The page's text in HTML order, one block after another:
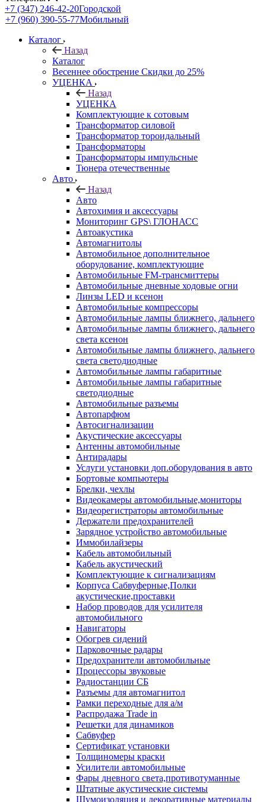
+7 (347) 246-42-20Городской
+7 (960) 390-55-77Мобильный
Каталог
Назад
Каталог
Весеннее обострение Скидки до 25%
УЦЕНКА
Назад
УЦЕНКА
Комплектующие к сотовым
Трансформатор силовой
Трансформатор тороидальный
Трансформаторы
Трансформаторы импульсные
Тюнера отечественные
Авто
Назад
Авто
Автохимия и аксессуары
Мониторинг GPS\ ГЛОНАСС
Автоакустика
Автомагнитолы
Автомобильное дополнительное
оборудование, комплектующие
Автомобильные FM-трансмиттеры
Автомобильные дневные ходовые огни
Линзы LED и ксенон
Автомобильные компрессоры
Автомобильные лампы ближнего, дальнего
Автомобильные лампы ближнего, дальнего
света ксенон
Автомобильные лампы ближнего, дальнего
света светодиодные
Автомобильные лампы габаритные
Автомобильные лампы габаритные
светодиодные
Автомобильные разъемы
Автопарфюм
Автосигнализации
Акустические аксессуары
Антенны автомобильные
Антирадары
Услуги установки доп.оборудования в авто
Бортовые компьютеры
Брелки, чехлы
Видеокамеры автомобильные,мониторы
Видеорегистраторы автомобильные
Держатели предохранителей
Зарядное устройство автомобильные
Иммобилайзеры
Кабель автомобильный
Кабель акустический
Комплектующие к сигнализациям
Корпуса Сабвуферные,Полки
акустические,проставки
Набор проводов для усилителя
автомобильного
Навигаторы
Обогрев сидений
Парковочные радары
Предохранители автомобильные
Процессоры звуковые
Радиостанции СБ
Разъемы для автомагнитол
Рамки переходные для а/м
Распродажа Trade in
Решетки для динамиков
Сабвуфер
Сертификат установки
Толщиномеры краски
Усилители автомобильные
Фары дневного света,противотуманные
Штатные акустические системы
Шумоизоляция и декоративные материалы